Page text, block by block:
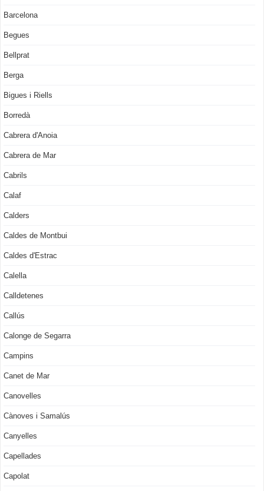
Barcelona
Begues
Bellprat
Berga
Bigues i Riells
Borredà
Cabrera d'Anoia
Cabrera de Mar
Cabrils
Calaf
Calders
Caldes de Montbui
Caldes d'Estrac
Calella
Calldetenes
Callús
Calonge de Segarra
Campins
Canet de Mar
Canovelles
Cànoves i Samalús
Canyelles
Capellades
Capolat